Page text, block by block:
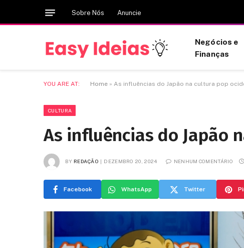
Sobre Nós Anuncie
Negócios e
Finanças
YOU ARE AT: Home » As influências do Japão na cultura pop
CULTURA
As influências do Japão
BY REDAÇÃO DEZEMBRO 20, 2024 NENHUM COMENTÁRIO
Facebook WhatsApp Twitter